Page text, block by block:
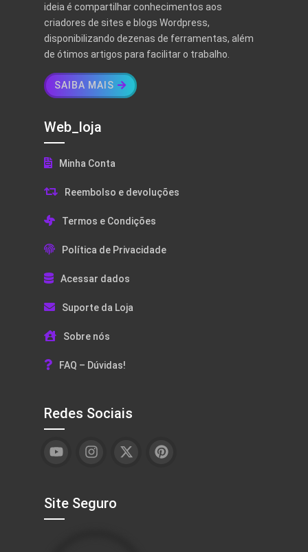
ideia é compartilhar conhecimentos aos
criadores de sites e blogs Wordpress,
disponibilizando dezenas de ferramentas, além
de ótimos artigos para facilitar o trabalho.
SAIBA MAIS
Web_loja
Minha Conta
Reembolso e devoluções
Termos e Condições
Política de Privacidade
Acessar dados
Suporte da Loja
Sobre nós
FAQ – Dúvidas!
Redes Sociais
Site Seguro